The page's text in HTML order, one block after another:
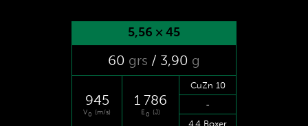
5,56 × 45
60 grs / 3,90 g
945
V0 (m/s)
1 786
E0 (J)
CuZn 10
-
4.4 Boxer